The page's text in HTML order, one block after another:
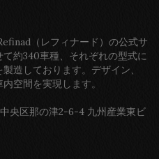
（レフィナード）の公式サ
約340車種、それぞれの型式に
造しております。デザイン、
空間を実現します。
央区那の津2-6-4 九州産業東ビ